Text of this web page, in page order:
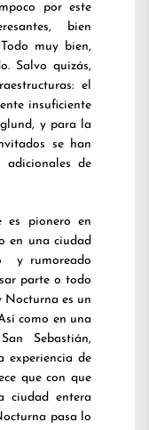
por este
bien
muy bien,
Salvo quizás,
el
insuficiente
y para la
se han
adicionales de
es pionero en
en una ciudad
y rumoreado
parte o todo
Nocturna es un
como en una
Sebastián,
experiencia de
que con que
ciudad entera
pasa lo